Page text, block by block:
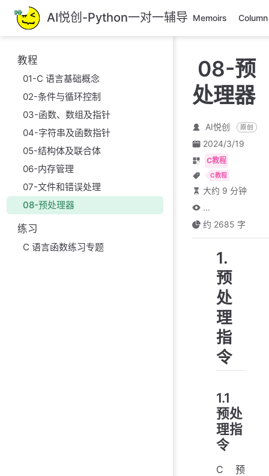
跳
至
主
要
內
AI悦创-Python一对一辅导 Memoirs Column
教程
01-C 语言基础概念
02-条件与循环控制
03-函数、数组及指针
04-字符串及函数指针
05-结构体及联合体
06-内存管理
07-文件和错误处理
08-预处理器
练习
C 语言函数练习专题
08-预
处理器
AI悦创 原创
2024/3/19
C教程
C教程
大约 9 分钟
...
约 2685 字
1.
预
处
理
指
令
1.1
预处
理指
令
C 预